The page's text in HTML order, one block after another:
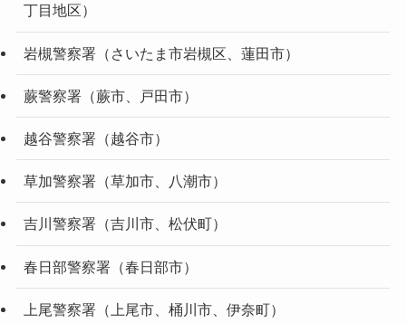
丁目地区）
岩槻警察署（さいたま市岩槻区、蓮田市）
蕨警察署（蕨市、戸田市）
越谷警察署（越谷市）
草加警察署（草加市、八潮市）
吉川警察署（吉川市、松伏町）
春日部警察署（春日部市）
上尾警察署（上尾市、桶川市、伊奈町）